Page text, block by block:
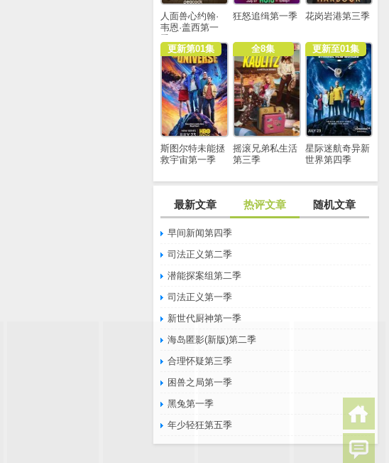
人面兽心约翰·
韦恩·盖西第一
季
狂怒追缉第一季 花岗岩港第三季
更新第01集
斯图尔特未能拯
救宇宙第一季
全8集
摇滚兄弟私生活
第三季
更新至01集
星际迷航奇异新
世界第四季
最新文章 热评文章 随机文章
早间新闻第四季
司法正义第二季
潜能探案组第二季
司法正义第一季
新世代厨神第一季
海岛匿影(新版)第二季
合理怀疑第三季
困兽之局第一季
黑兔第一季
年少轻狂第五季